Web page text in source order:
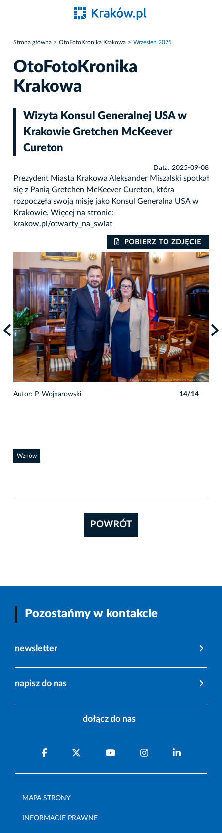
Strona główna OtoFotoKronika Krakowa Wrzesień 2025
OtoFotoKronika
Krakowa
Wizyta Konsul Generalnej USA w
Krakowie Gretchen McKeever
Cureton
Data: 2025-09-08
Prezydent Miasta Krakowa Aleksander Miszalski spotkał
się z Panią Gretchen McKeever Cureton, która
rozpoczęła swoją misję jako Konsul Generalna USA w
Krakowie. Więcej na stronie:
krakow.pl/otwarty_na_swiat
POBIERZ TO ZDJĘCIE
Autor: P. Wojnarowski 14/14
Wznów
POWRÓT
Pozostańmy w kontakcie
newsletter
napisz do nas
dołącz do nas
MAPA STRONY
INFORMACJE PRAWNE